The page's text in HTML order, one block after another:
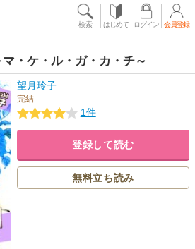
検索 はじめて ログイン 会員登録
・ケ・ル・ガ・カ・チ～
望月玲子
完結
1件
登録して読む
無料立ち読み